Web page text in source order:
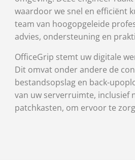
waardoor we snel en efficiënt
team van hoogopgeleide
advies, ondersteuning en
OfficeGrip stemt uw digitale
Dit omvat onder andere de
bestandsopslag en back-
van uw serverruimte, inclusief
patchkasten, om ervoor te